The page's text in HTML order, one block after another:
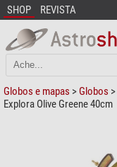
SHOP REVISTA
Globos e mapas > Globos >
Explora Olive Greene 40cm